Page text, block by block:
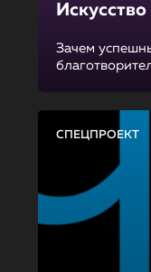
Зачем
СПЕЦПРОЕКТ